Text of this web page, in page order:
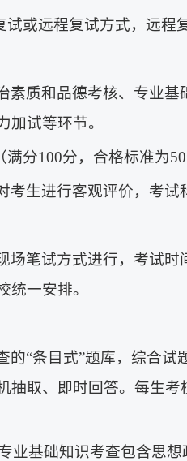
或远程复试方式，远程
素质和品德考核、专业
加试等环节。
分100分，合格标准为
考生进行客观评价，考试
场笔试方式进行，考试
统一安排。
的“条目式”题库，综合
抽取、即时回答。每生
业基础知识考查包含思